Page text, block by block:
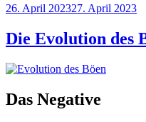
Veröffentlicht
26. April 202327. April 2023
Die Evolution des
Das Negative